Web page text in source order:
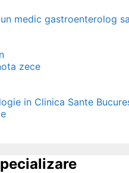
medic gastroenterolog
zece
in Clinica Sante